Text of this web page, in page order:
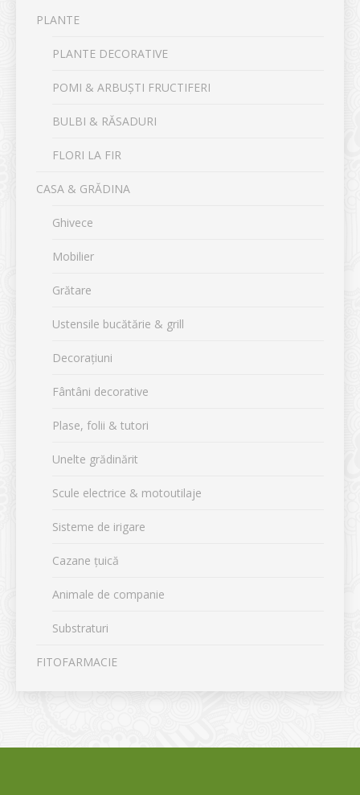
PLANTE
PLANTE DECORATIVE
POMI & ARBUȘTI FRUCTIFERI
BULBI & RĂSADURI
FLORI LA FIR
CASA & GRĂDINA
Ghivece
Mobilier
Grătare
Ustensile bucătărie & grill
Decorațiuni
Fântâni decorative
Plase, folii & tutori
Unelte grădinărit
Scule electrice & motoutilaje
Sisteme de irigare
Cazane țuică
Animale de companie
Substraturi
FITOFARMACIE